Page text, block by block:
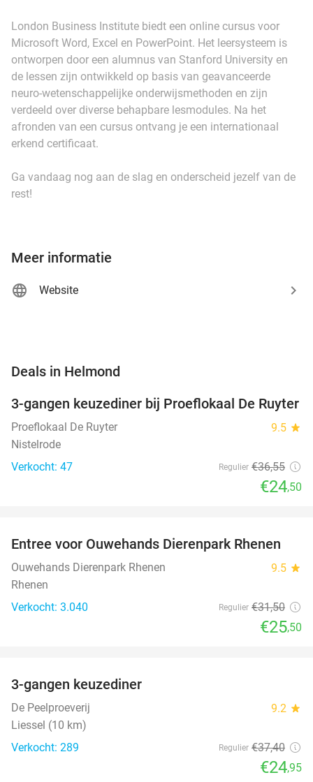
London Business Institute biedt een online cursus voor
Microsoft Word, Excel en PowerPoint. Het leersysteem is
ontworpen door een alumnus van Stanford University en
de lessen zijn ontwikkeld op basis van geavanceerde
neuro-wetenschappelijke onderwijsmethoden en zijn
verdeeld over diverse behapbare lesmodules. Na het
afronden van een cursus ontvang je een internationaal
erkend certificaat.
Ga vandaag nog aan de slag en onderscheid jezelf van de
rest!
Meer informatie
Website
Deals in Helmond
33%
NEW
TODAY
3-gangen keuzediner bij Proeflokaal De Ruyter
Proeflokaal De Ruyter 9.5 star
Nistelrode
Verkocht: 47
Regulier €36,55
€24,50
19%
TODAY
Entree voor Ouwehands Dierenpark Rhenen
Ouwehands Dierenpark Rhenen 9.5 star
Rhenen
Verkocht: 3.040
Regulier €31,50
€25,50
3-gangen keuzediner
De Peelproeverij 9.2 star
Liessel (10 km)
Verkocht: 289
Regulier €37,40
€24,95